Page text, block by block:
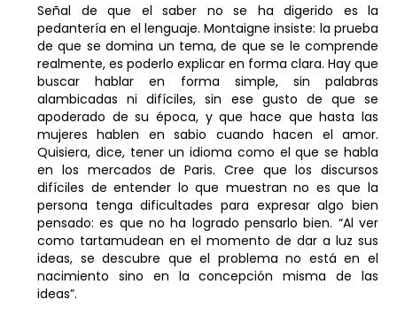
Señal de que el saber no se ha digerido es la
pedantería en el lenguaje. Montaigne insiste: la prueba
de que se domina un tema, de que se le comprende
realmente, es poderlo explicar en forma clara. Hay que
buscar hablar en forma simple, sin palabras
alambicadas ni difíciles, sin ese gusto de que se
apoderado de su época, y que hace que hasta las
mujeres hablen en sabio cuando hacen el amor.
Quisiera, dice, tener un idioma como el que se habla
en los mercados de Paris. Cree que los discursos
difíciles de entender lo que muestran no es que la
persona tenga dificultades para expresar algo bien
pensado: es que no ha logrado pensarlo bien. “Al ver
como tartamudean en el momento de dar a luz sus
ideas, se descubre que el problema no está en el
nacimiento sino en la concepción misma de las
ideas”.